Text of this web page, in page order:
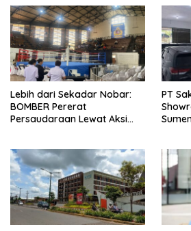
Lebih dari Sekadar Nobar:
BOMBER Pererat
Persaudaraan Lewat Aksi
PT